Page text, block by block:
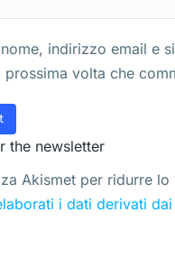
indirizzo email e
volta che
the newsletter
Akismet per ridurre lo
i dati derivati